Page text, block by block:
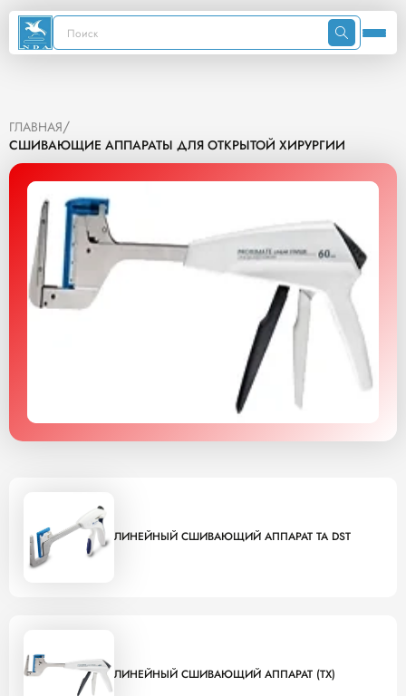
ГЛАВНАЯ/
СШИВАЮЩИЕ АППАРАТЫ ДЛЯ ОТКРЫТОЙ ХИРУРГИИ
ЛИНЕЙНЫЙ СШИВАЮЩИЙ АППАРАТ TA DST
ЛИНЕЙНЫЙ СШИВАЮЩИЙ АППАРАТ (TX)